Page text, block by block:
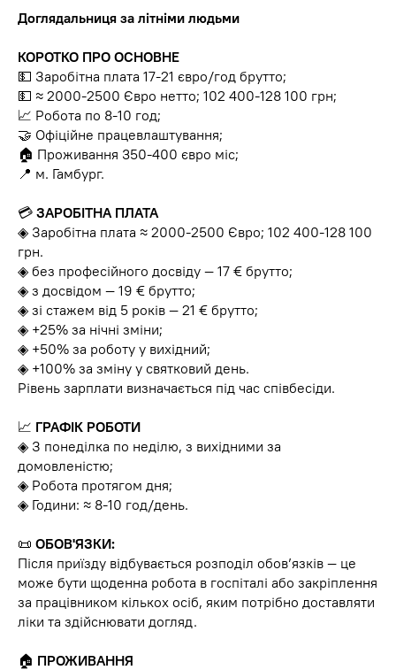
Доглядальниця за літніми людьми
КОРОТКО ПРО ОСНОВНЕ
💵 Заробітна плата 17-21 євро/год брутто;
💵 ≈ 2000-2500 Євро нетто; 102 400-128 100 грн;
📈 Робота по 8-10 год;
🤝 Офіційне працевлаштування;
🏠 Проживання 350-400 євро міс;
📍 м. Гамбург.
💳 ЗАРОБІТНА ПЛАТА
◈ Заробітна плата ≈ 2000-2500 Євро; 102 400-128 100
грн.
◈ без професійного досвіду — 17 € брутто;
◈ з досвідом — 19 € брутто;
◈ зі стажем від 5 років — 21 € брутто;
◈ +25% за нічні зміни;
◈ +50% за роботу у вихідний;
◈ +100% за зміну у святковий день.
Рівень зарплати визначається під час співбесіди.
📈 ГРАФІК РОБОТИ
◈ З понеділка по неділю, з вихідними за
домовленістю;
◈ Робота протягом дня;
◈ Години: ≈ 8-10 год/день.
📜 ОБОВ'ЯЗКИ:
Після приїзду відбувається розподіл обов’язків — це
може бути щоденна робота в госпіталі або закріплення
за працівником кількох осіб, яким потрібно доставляти
ліки та здійснювати догляд.
🏠 ПРОЖИВАННЯ